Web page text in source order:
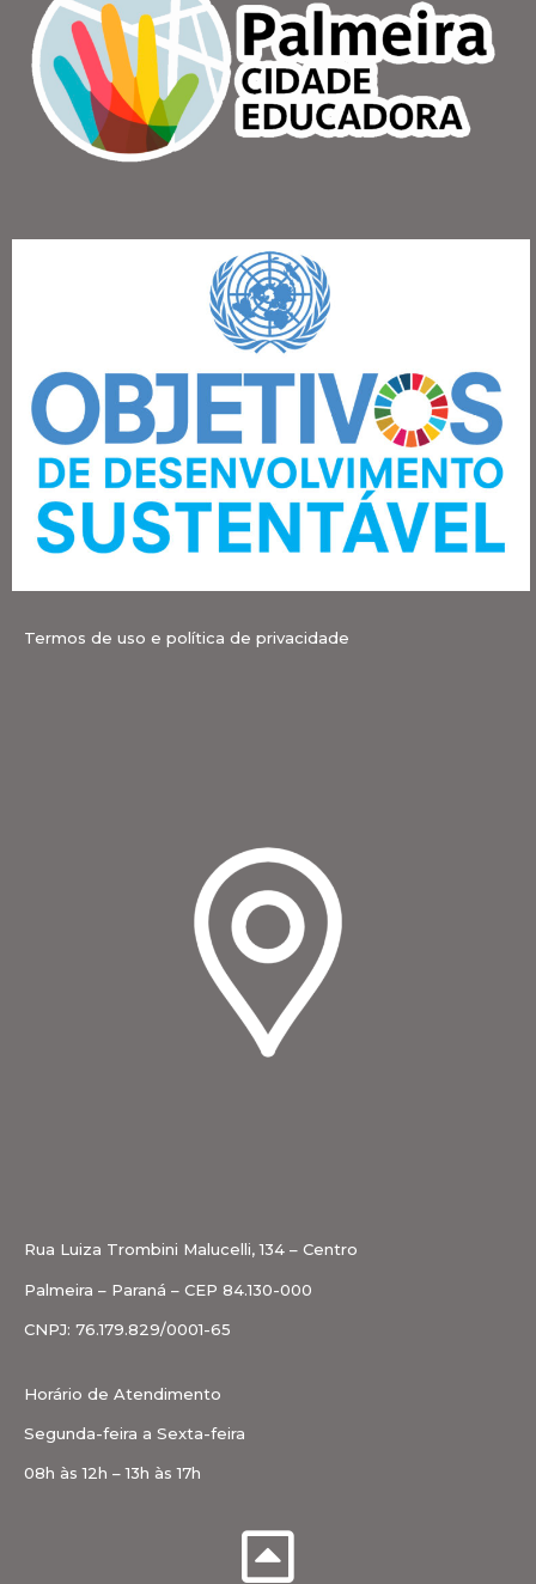
Termos de uso e política de privacidade
Rua Luiza Trombini Malucelli, 134 – Centro
Palmeira – Paraná – CEP 84.130-000
CNPJ: 76.179.829/0001-65
Horário de Atendimento
Segunda-feira a Sexta-feira
08h às 12h – 13h às 17h